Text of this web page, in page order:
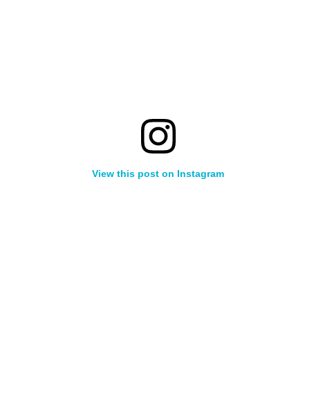
View this post on Instagram